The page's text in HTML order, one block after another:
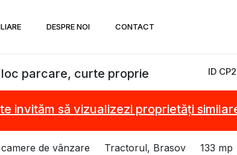
DESPRE NOI CONTACT
ID
parcare, curte proprie
te invităm să vizualizezi proprietăți
de vânzare Tractorul, Brasov 133 mp